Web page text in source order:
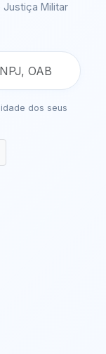
Militar
dos seus